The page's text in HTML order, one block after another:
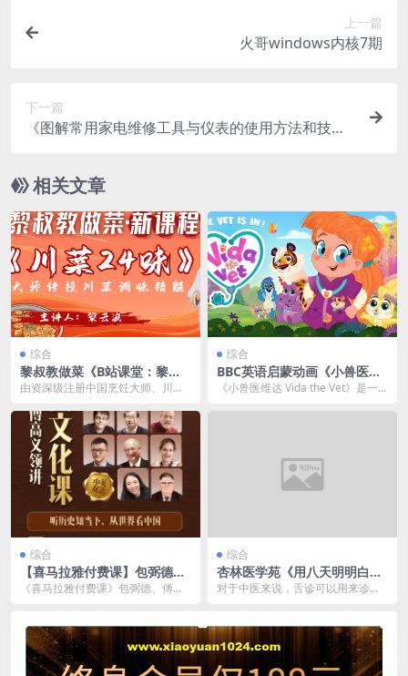
上一篇
火哥windows内核7期
下一篇
《图解常用家电维修工具与仪表的使用方法和技
相关文章
综合
黎叔教做菜《B站课堂：黎叔
川菜24味》
由资深级注册中国烹饪大师、川菜
的《黎叔家常川菜私教...
综合
BBC英语启蒙动画《小兽医维
达 Vida the Vet》
《小兽医维达 Vida the Vet》是一
综合
【喜马拉雅付费课】包弼德、
傅高义领讲：中国文化课
《喜马拉雅付费课》包弼德、傅高
综合
杏林医学苑《用八天明明白白
学透中医舌诊》
对于中医来说，舌诊可以用来诊断